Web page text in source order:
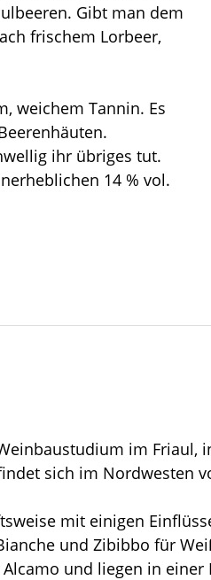
Gibt man dem
frischem Lorbeer,
weichem Tannin. Es
ihr übriges tut.
14 % vol.
im
sich im Nordwesten
mit einigen
und Zibibbo für
und liegen in